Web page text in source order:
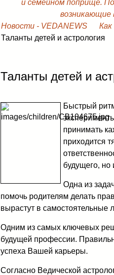
и семейном поприще.
возникающие
Новости - VEDANEWS
Как
Таланты детей и астрология
Таланты детей и
Быстрый
принимать
приходится
будущего, но
Одна из
помочь родителям делать
вырастут в самостоятельные
Одним из самых ключевых
будущей профессии.
успеха Вашей карьеры.
Согласно Ведической